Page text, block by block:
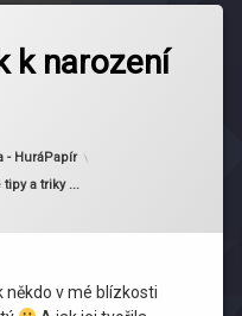
k narození
18 září, 2011
- HuráPapír
a triky ...
v mé blízkosti